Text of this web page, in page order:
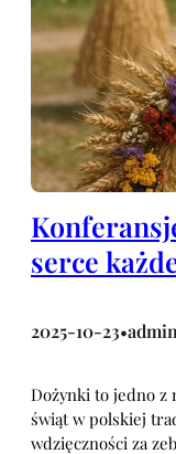
serce
2025-10-23•admin
Dożynki to jedno z
świąt w polskiej
wdzięczności za